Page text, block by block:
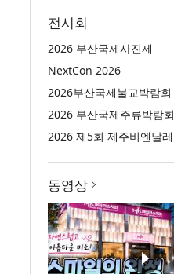
전시회
2026 부산국제사진제
NextCon 2026
2026부산국제불교박람회
2026 부산국제주류박람회
2026 제5회 제주비엔날레
동영상